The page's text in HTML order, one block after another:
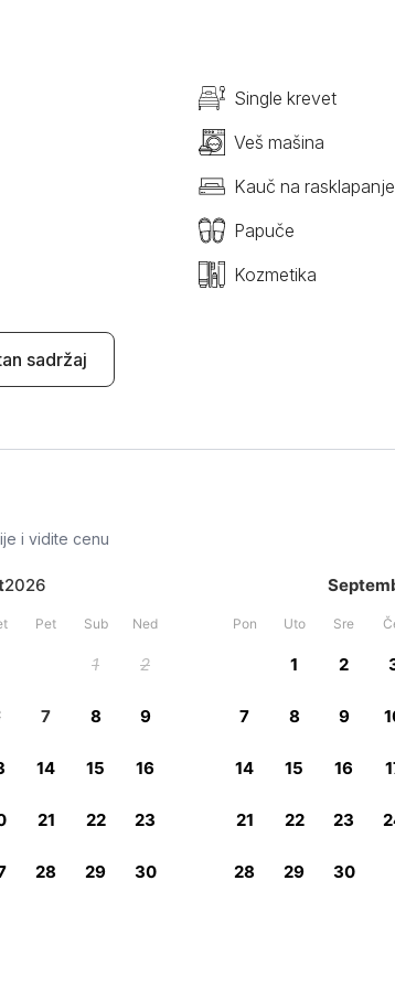
Single krevet
Veš mašina
Kauč na rasklapanje
Papuče
Kozmetika
sadržaj
i vidite cenu